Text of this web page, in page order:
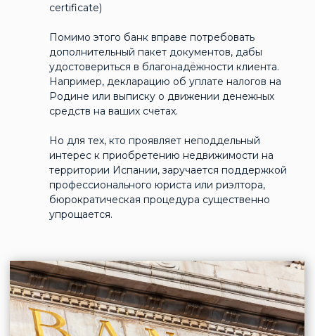
certificate)
Помимо этого банк вправе потребовать
дополнительный пакет документов, дабы
удостовериться в благонадёжности клиента.
Например, декларацию об уплате налогов на
Родине или выписку о движении денежных
средств на ваших счетах.
Но для тех, кто проявляет неподдельный
интерес к приобретению недвижимости на
территории Испании, заручается поддержкой
профессионального юриста или риэлтора,
бюрократическая процедура существенно
упрощается.